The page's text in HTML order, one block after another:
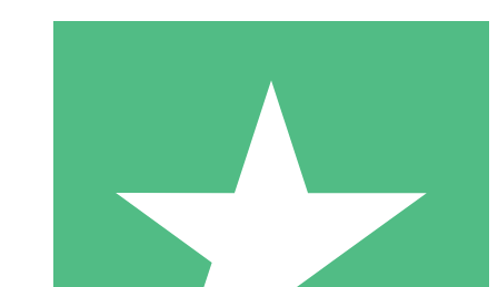
Individuele Creditpakketten
Betaal per gebruik met downloadtegoeden. Geen maandelijkse